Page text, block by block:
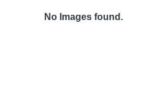
No Images found.